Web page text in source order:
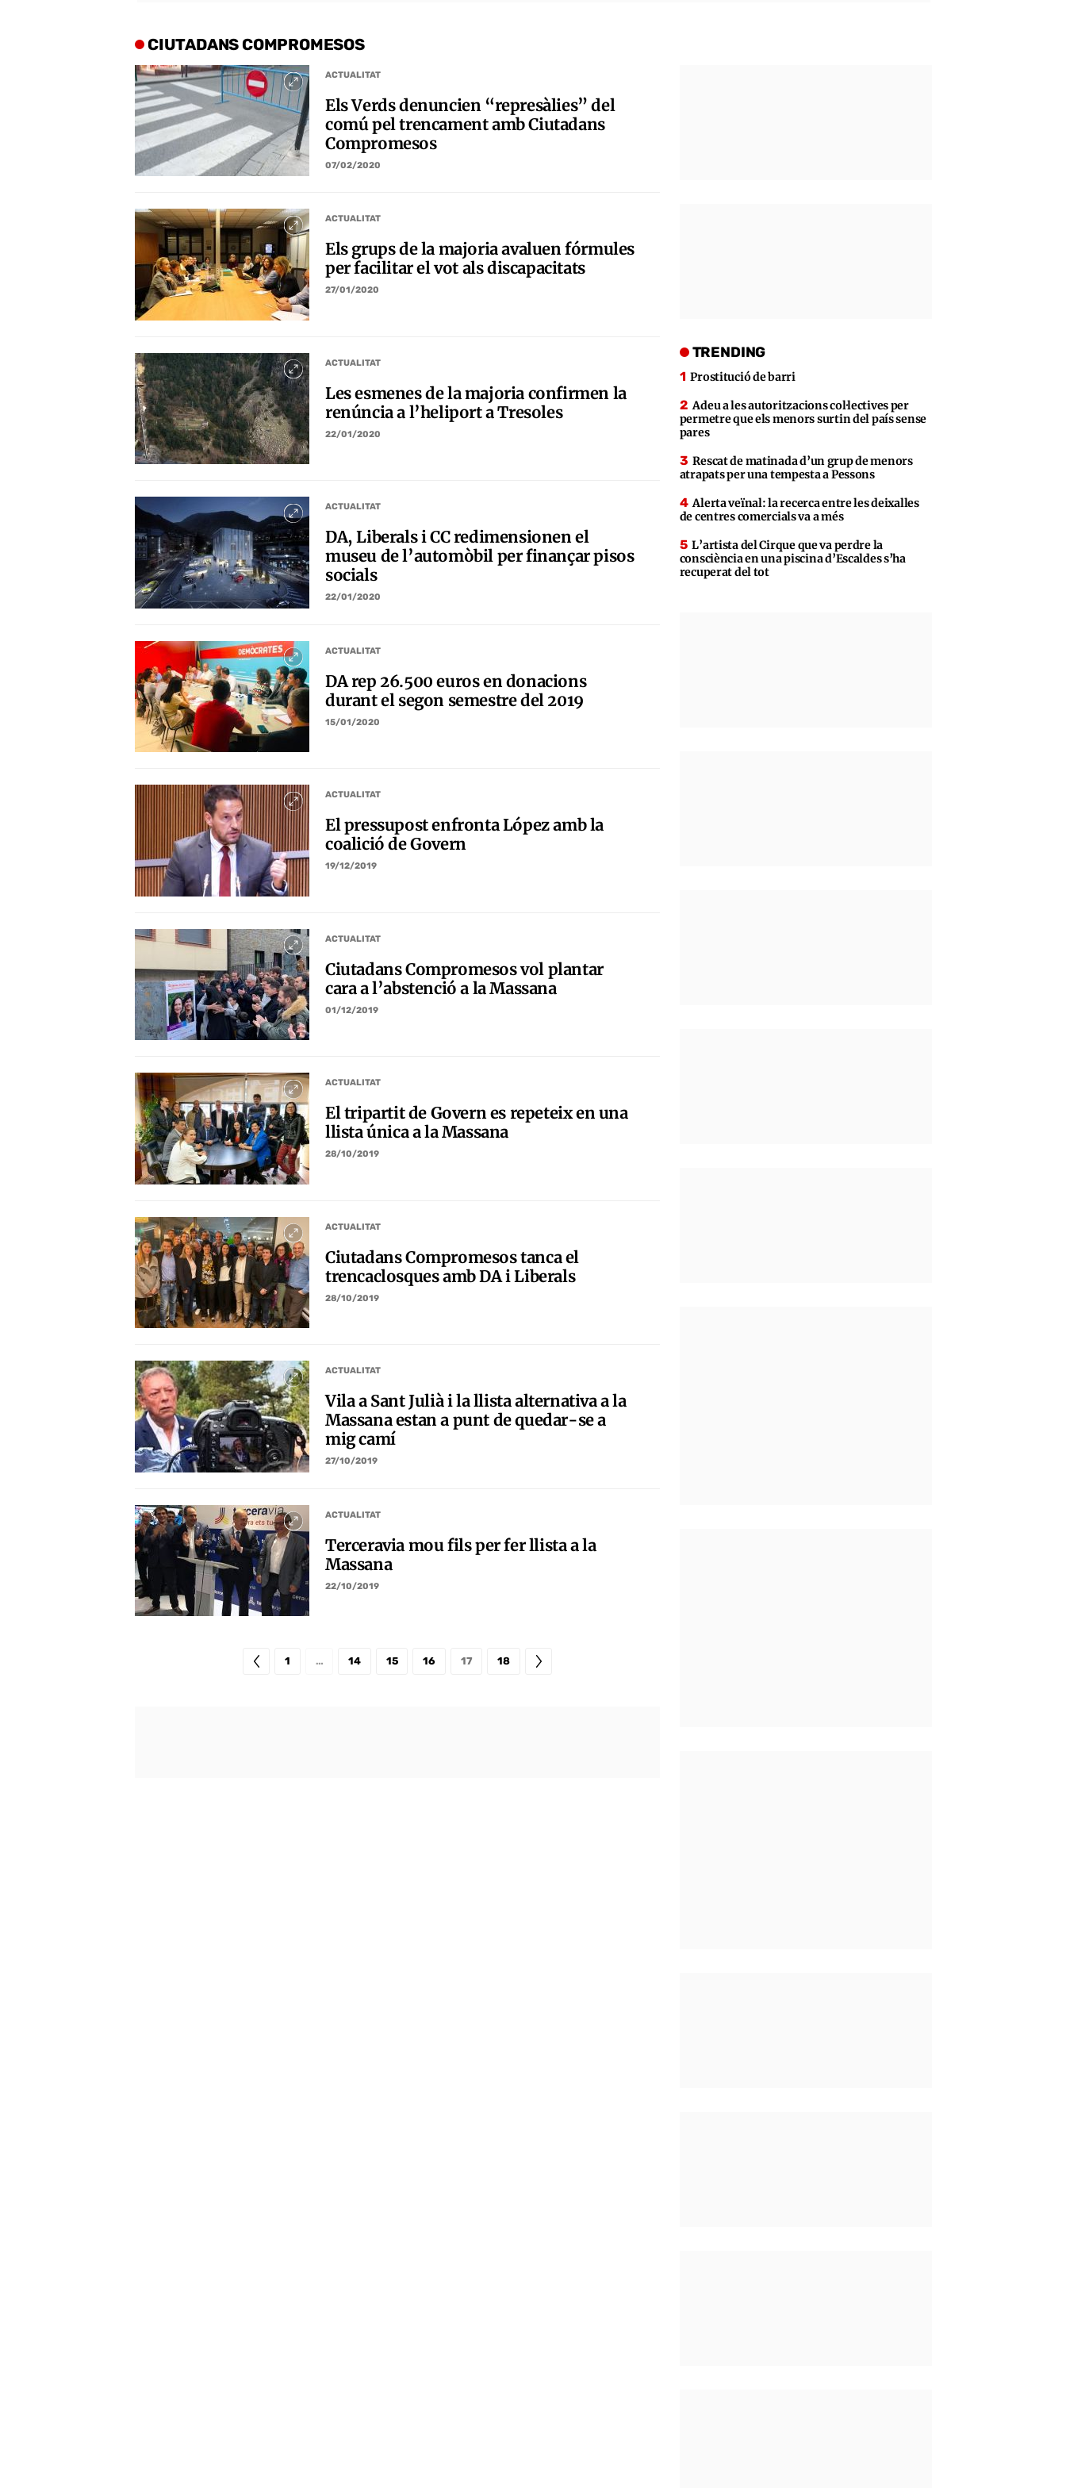
CIUTADANS COMPROMESOS
ACTUALITAT
Els Verds denuncien “represàlies” del
comú pel trencament amb Ciutadans
Compromesos
07/02/2020
ACTUALITAT
Els grups de la majoria avaluen fórmules
per facilitar el vot als discapacitats
27/01/2020
ACTUALITAT
Les esmenes de la majoria confirmen la
renúncia a l’heliport a Tresoles
22/01/2020
ACTUALITAT
DA, Liberals i CC redimensionen el
museu de l’automòbil per finançar pisos
socials
22/01/2020
ACTUALITAT
DA rep 26.500 euros en donacions
durant el segon semestre del 2019
15/01/2020
ACTUALITAT
El pressupost enfronta López amb la
coalició de Govern
19/12/2019
ACTUALITAT
Ciutadans Compromesos vol plantar
cara a l’abstenció a la Massana
01/12/2019
ACTUALITAT
El tripartit de Govern es repeteix en una
llista única a la Massana
28/10/2019
ACTUALITAT
Ciutadans Compromesos tanca el
trencaclosques amb DA i Liberals
28/10/2019
ACTUALITAT
Vila a Sant Julià i la llista alternativa a la
Massana estan a punt de quedar-se a
mig camí
27/10/2019
ACTUALITAT
Terceravia mou fils per fer llista a la
Massana
22/10/2019
1 … 14 15 16 17 18
TRENDING
Prostitució de barri
Adeu a les autoritzacions col·lectives per
permetre que els menors surtin del país sense
pares
Rescat de matinada d’un grup de menors
atrapats per una tempesta a Pessons
Alerta veïnal: la recerca entre les deixalles
de centres comercials va a més
L’artista del Cirque que va perdre la
consciència en una piscina d’Escaldes s’ha
recuperat del tot